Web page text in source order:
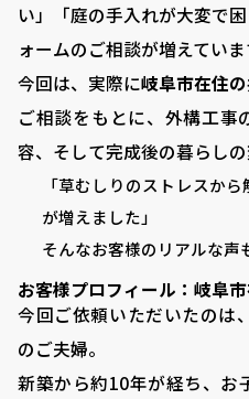
い」「庭の手入れが大変で
ォームのご相談が増えていま
今回は、実際に岐阜市在住
ご相談をもとに、外構工事
容、そして完成後の暮らしの
「草むしりのストレスか
が増えました」
そんなお客様のリアルな声
お客様プロフィール：岐阜
今回ご依頼いただいたのは
のご夫婦。
新築から約10年が経ち、お